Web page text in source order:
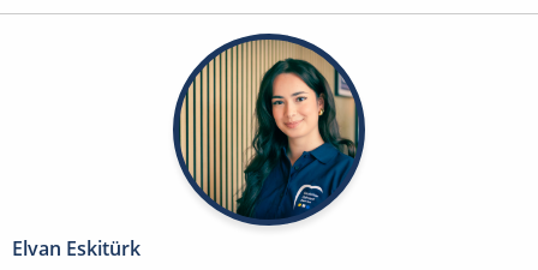
Elvan Eskitürk